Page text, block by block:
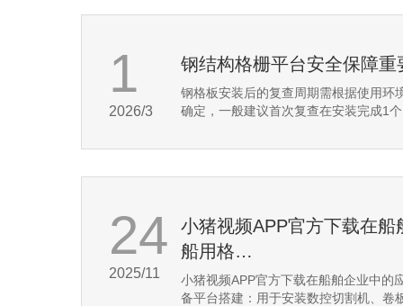
1
2026/3
钢结构格栅平台安全保障
钢格板安装后的复查周期需根据使用环
确定，‌一般建议首次复查在安装完成1
24
2025/11
小猪视频APP官方下载在
船用格…
小猪视频APP官方下载在船舶企业中的
备平台搭建‌：用于安装数控切割机、卷